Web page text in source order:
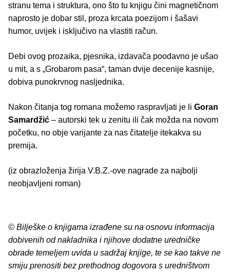
stranu tema i struktura, ono što tu knjigu čini magnetičnom
naprosto je dobar stil, proza krcata poezijom i šašavi
humor, uvijek i isključivo na vlastiti račun.
Debi ovog prozaika, pjesnika, izdavača poodavno je ušao
u mit, a s „Grobarom pasa“, taman dvije decenije kasnije,
dobiva punokrvnog nasljednika.
Nakon čitanja tog romana možemo raspravljati je li Goran
Samardžić – autorski tek u zenitu ili čak možda na novom
početku, no obje varijante za nas čitatelje itekakva su
premija.
(iz obrazloženja žirija V.B.Z.-ove nagrade za najbolji
neobjavljeni roman)
© Bilješke o knjigama izrađene su na osnovu informacija
dobivenih od nakladnika i njihove dodatne uredničke
obrade temeljem uvida u sadržaj knjige, te se kao takve ne
smiju prenositi bez prethodnog dogovora s uredništvom